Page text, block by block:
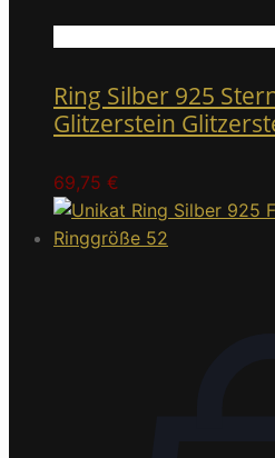
Ring Silber 925
Glitzerstein
69,75 €